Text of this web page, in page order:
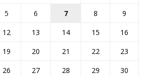
5 6 7 8
9
12 13 14 15
16
19 20 21 22
23
26 27 28 29
30